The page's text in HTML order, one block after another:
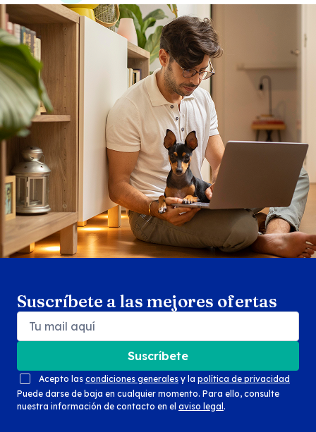
Suscríbete a las mejores ofertas
Suscríbete
Acepto las condiciones generales y la política de privacidad
Puede darse de baja en cualquier momento. Para ello, consulte
nuestra información de contacto en el aviso legal .
Search products